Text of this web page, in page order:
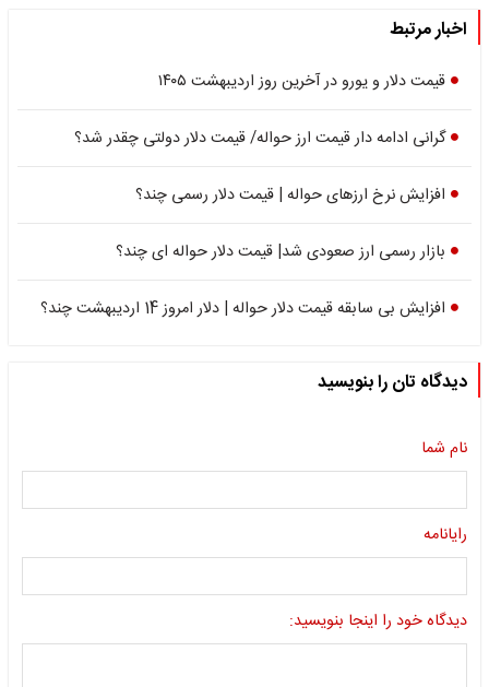
اخبار مرتبط
قیمت دلار و یورو در آخرین روز اردیبهشت ۱۴۰۵
گرانی ادامه دار قیمت ارز حواله/ قیمت دلار دولتی چقدر شد؟
افزایش نرخ ارزهای حواله | قیمت دلار رسمی چند؟
بازار رسمی ارز صعودی شد| قیمت دلار حواله ای چند؟
افزایش بی سابقه قیمت دلار حواله‌ | دلار امروز 14 اردیبهشت چند؟
دیدگاه تان را بنویسید
نام شما
رایانامه
دیدگاه خود را اینجا بنویسید: